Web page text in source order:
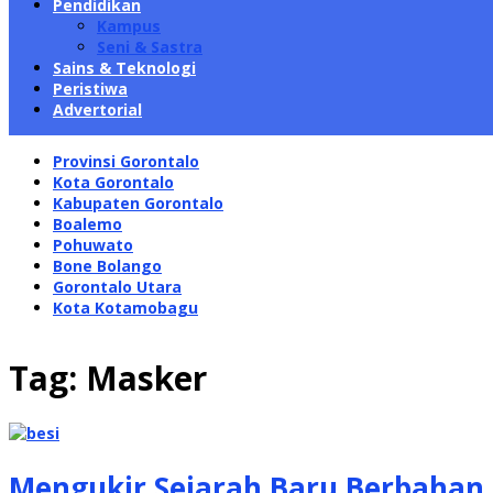
Pendidikan
Kampus
Seni & Sastra
Sains & Teknologi
Peristiwa
Advertorial
Provinsi Gorontalo
Kota Gorontalo
Kabupaten Gorontalo
Boalemo
Pohuwato
Bone Bolango
Gorontalo Utara
Kota Kotamobagu
Tag: Masker